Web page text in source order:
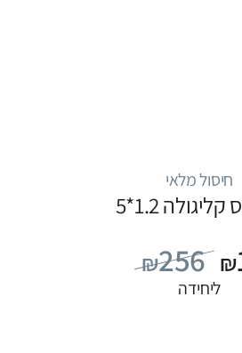
חיסול מלאי
1.2*5
₪256 ₪
ליחידה